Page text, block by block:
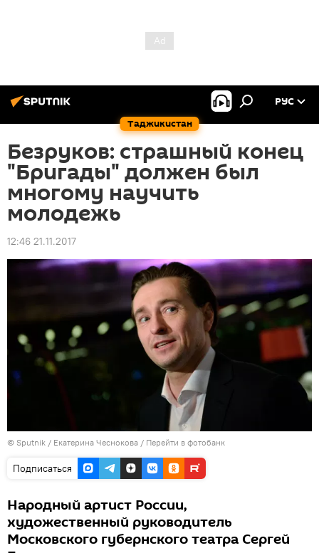
Таджикистан
РУС
Безруков: страшный конец
"Бригады" должен был
многому научить
молодежь
12:46 21.11.2017
© Sputnik / Екатерина Чеснокова / Перейти в фотобанк
Подписаться
Народный артист России,
художественный руководитель
Московского губернского театра Сергей